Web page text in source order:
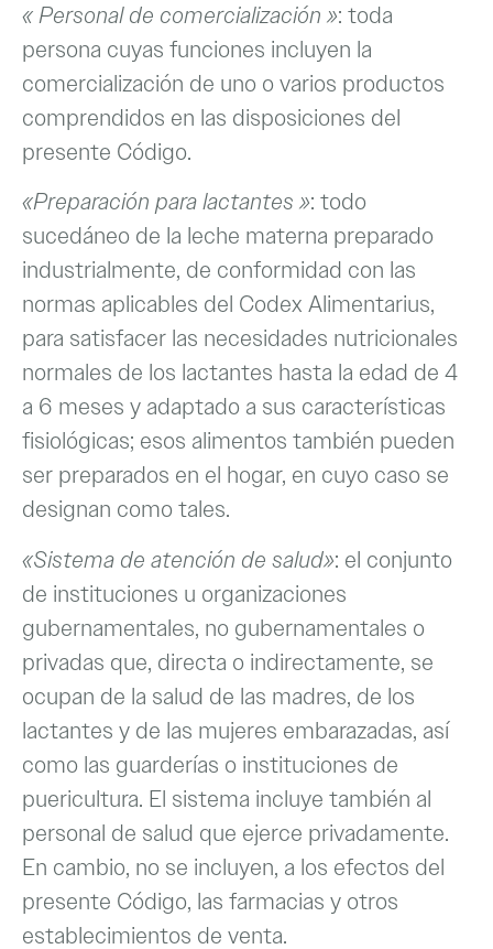
« Personal de comercialización »: toda
persona cuyas funciones incluyen la
comercialización de uno o varios productos
comprendidos en las disposiciones del
presente Código.
«Preparación para lactantes »: todo
sucedáneo de la leche materna preparado
industrialmente, de conformidad con las
normas aplicables del Codex Alimentarius,
para satisfacer las necesidades nutricionales
normales de los lactantes hasta la edad de 4
a 6 meses y adaptado a sus características
fisiológicas; esos alimentos también pueden
ser preparados en el hogar, en cuyo caso se
designan como tales.
«Sistema de atención de salud»: el conjunto
de instituciones u organizaciones
gubernamentales, no gubernamentales o
privadas que, directa o indirectamente, se
ocupan de la salud de las madres, de los
lactantes y de las mujeres embarazadas, así
como las guarderías o instituciones de
puericultura. El sistema incluye también al
personal de salud que ejerce privadamente.
En cambio, no se incluyen, a los efectos del
presente Código, las farmacias y otros
establecimientos de venta.